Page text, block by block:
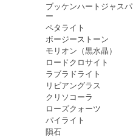
ブッケンハートジャスパ
ー
ペタライト
ボージーストーン
モリオン（黒水晶）
ロードクロサイト
ラブラドライト
リビアングラス
クリソコーラ
ローズクォーツ
パイライト
隕石